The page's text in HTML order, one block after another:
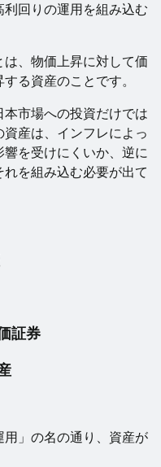
回りの運用を組み込む
、物価上昇に対して価
る資産のことです。
市場への投資だけでは
産は、インフレによっ
を受けにくいか、逆に
を組み込む必要が出て
証券
用」の名の通り、資産が